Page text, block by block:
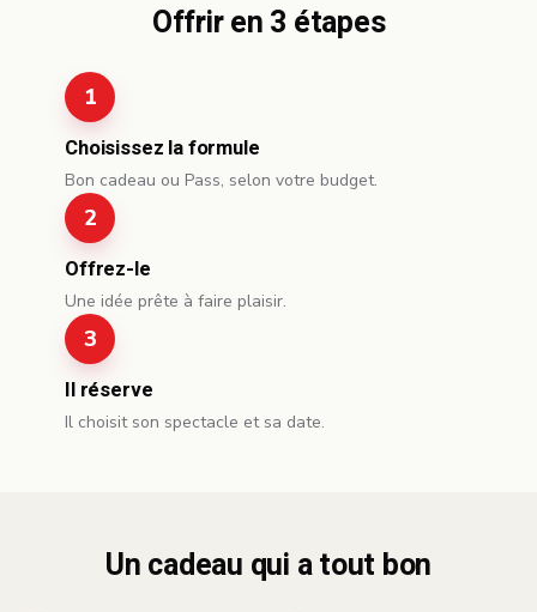
Offrir en 3 étapes
Choisissez la formule
Bon cadeau ou Pass, selon votre budget.
Offrez-le
Une idée prête à faire plaisir.
Il réserve
Il choisit son spectacle et sa date.
Un cadeau qui a tout bon